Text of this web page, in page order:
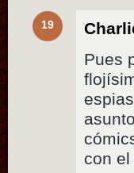
19
Pues
con